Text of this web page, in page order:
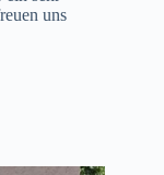
uns